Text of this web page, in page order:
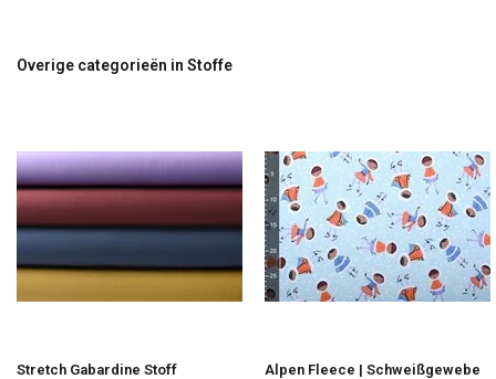
Overige categorieën in Stoffe
Stretch Gabardine Stoff Alpen Fleece | Schweißgewebe